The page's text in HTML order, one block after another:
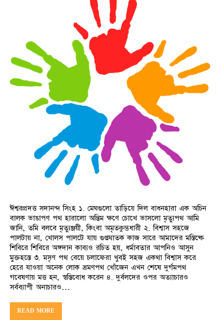
ঈশ্বরপ্রদত্ত সদানন্দ সিংহ ১. মেঘগুলো তাড়িয়ে দিল বাধনহারা এক অচিন
বালক ভাঙাপণ পথ হারালো অন্তিম ক্ষণে চোখে ভাসলো মৃত্যুপথ আমি
জানি, তমি বলবে মৃত্যুঞ্জয়ী, কিংবা অমৃতকুম্ভধারী ২. বিশ্বাস সহজে
পালটায় না, খোলস পালটে যায় গুপ্তঘাতক কাজ সারে আমাদের মস্তিষ্কে
শিবিরে শিবিরে অঙ্গদান কাব্যও রচিত হয়, ধর্মাবতার আপনিও আসুন
মুক্তহস্তে ৩. মসৃণ পথ বেয়ে চলাফেরা খুবই সহজ একথা বিশ্বাস করে
হেরে যাওয়া অনেক লোক ভ্রমণপথ খোঁজেন এখন শেষে দুর্গমপথ
গবেষণায় মত্ত হন, স্বস্তিবোধ করেন ৪. দুর্বলদের ওপর অত্যাচারও
সর্বব্যাপী অনাচারও…
READ MORE